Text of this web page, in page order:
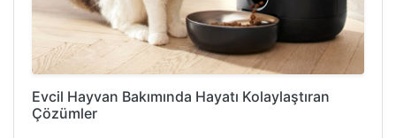
Evcil Hayvan Bakımında Hayatı Kolaylaştıran
Çözümler